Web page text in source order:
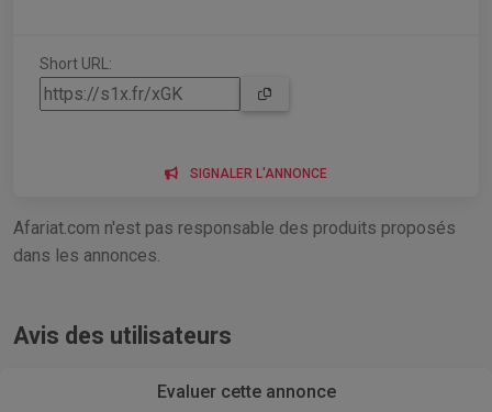
Short URL:
SIGNALER L'ANNONCE
Afariat.com n'est pas responsable des produits proposés
dans les annonces.
Avis des utilisateurs
Evaluer cette annonce